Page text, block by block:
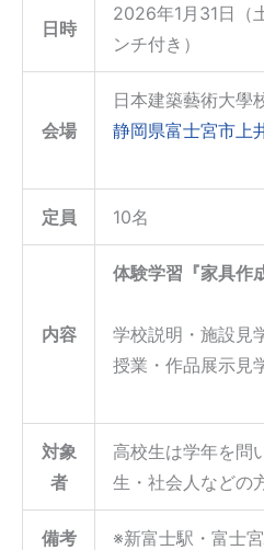
日時
2026年1月31日
ンチ付き）
会場
日本建築藝術大學
静岡県富士宮市上
定員 10名
内容
体験学習『家具作
学校説明・施設見
授業・作品展示見
対象
者
高校生は学年を問
生・社会人などの
備考 ※新富士駅・富士